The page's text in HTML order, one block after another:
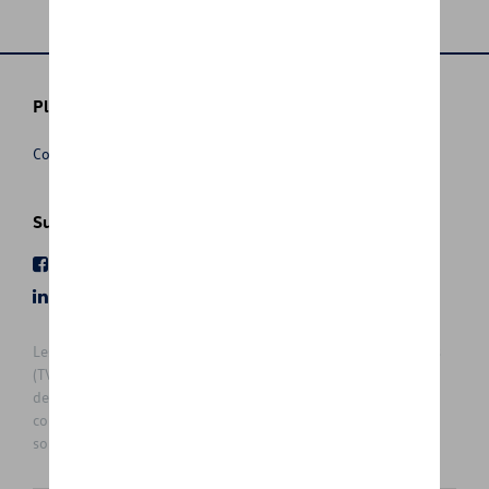
Plus d'informations
Conditions de vente
Suivez nous
Les prix affichés sur le présent site sont des prix recommandés
(TVAc), hors éventuels frais de montage. Pour connaitre le prix
de vente actuel et les éventuels frais de montage, veuillez
contacter votre concessionnaire/agent. Les prix recommandés
sont sujets à des changements sans préavis.